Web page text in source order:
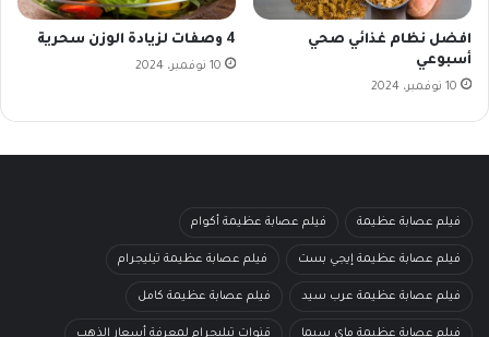
افضل نظام غذائي صحي
أسبوعي
10 نوفمبر، 2024
4 وصفات لزيادة الوزن سحرية
10 نوفمبر، 2024
فيلم عصابة عظيمة فيلم عصابة عظيمة أكوام
فيلم عصابة عظيمة إيجي بست فيلم عصابة عظيمة تيليجرام
فيلم عصابة عظيمة عرب سيد فيلم عصابة عظيمة كامل
فيلم عصابة عظيمة ماي سيما قنوات تيليجرام لمعرفة أسعار الذهب